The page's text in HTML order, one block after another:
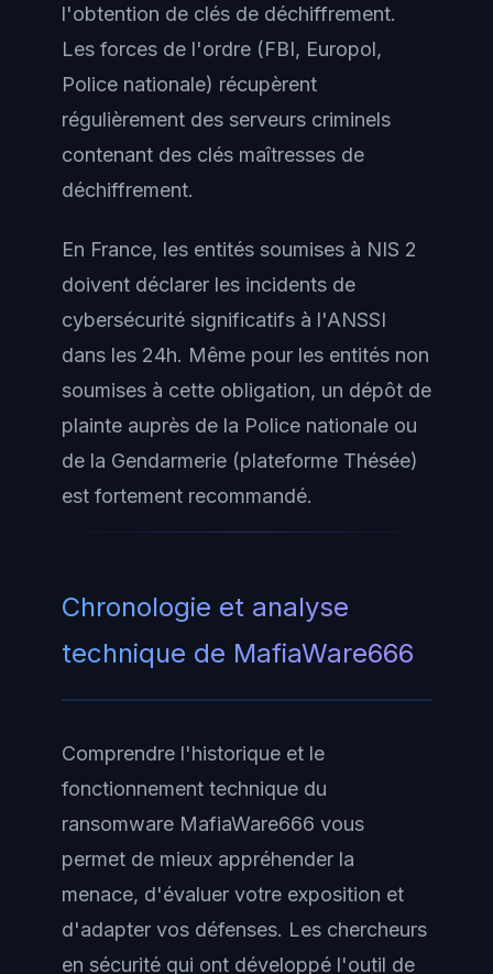
l'obtention de clés de déchiffrement.
Les forces de l'ordre (FBI, Europol,
Police nationale) récupèrent
régulièrement des serveurs criminels
contenant des clés maîtresses de
déchiffrement.
En France, les entités soumises à NIS 2
doivent déclarer les incidents de
cybersécurité significatifs à l'ANSSI
dans les 24h. Même pour les entités non
soumises à cette obligation, un dépôt de
plainte auprès de la Police nationale ou
de la Gendarmerie (plateforme Thésée)
est fortement recommandé.
Chronologie et analyse
technique de MafiaWare666
Comprendre l'historique et le
fonctionnement technique du
ransomware MafiaWare666 vous
permet de mieux appréhender la
menace, d'évaluer votre exposition et
d'adapter vos défenses. Les chercheurs
en sécurité qui ont développé l'outil de